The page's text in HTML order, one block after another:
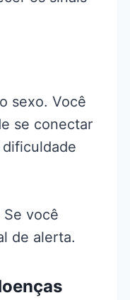
sexo. Você
se conectar
Se você
de alerta.